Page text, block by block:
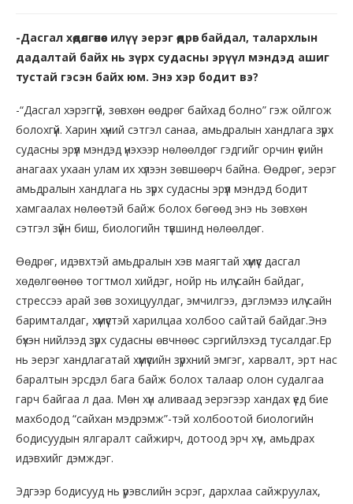
-Дасгал хөдөлгөөнөөс илүү эерэг өөдрөг байдал, талархлын
дадалтай байх нь зүрх судасны эрүүл мэндэд ашиг
тустай гэсэн байх юм. Энэ хэр бодит вэ?
-“Дасгал хэрэггүй, зөвхөн өөдрөг байхад болно” гэж ойлгож
болохгүй. Харин хүний сэтгэл санаа, амьдралын хандлага зүрх
судасны эрүүл мэндэд үнэхээр нөлөөлдөг гэдгийг орчин үеийн
анагаах ухаан улам их хүлээн зөвшөөрч байна. Өөдрөг, эерэг
амьдралын хандлага нь зүрх судасны эрүүл мэндэд бодит
хамгаалах нөлөөтэй байж болох бөгөөд энэ нь зөвхөн
сэтгэл зүйн биш, биологийн түвшинд нөлөөлдөг.
Өөдрөг, идэвхтэй амьдралын хэв маягтай хүмүүс дасгал
хөдөлгөөнөө тогтмол хийдэг, нойр нь илүү сайн байдаг,
стрессээ арай зөв зохицуулдаг, эмчилгээ, дэглэмээ илүү сайн
баримталдаг, хүмүүстэй харилцаа холбоо сайтай байдаг.Энэ
бүхэн нийлээд зүрх судасны өвчнөөс сэргийлэхэд тусалдаг.Ер
нь эерэг хандлагатай хүмүүсийн зүрхний эмгэг, харвалт, эрт нас
баралтын эрсдэл бага байж болох талаар олон судалгаа
гарч байгаа л даа. Мөн хүн аливаад эерэгээр хандах үед бие
махбодод “сайхан мэдрэмж”-тэй холбоотой биологийн
бодисуудын ялгаралт сайжирч, дотоод эрч хүч, амьдрах
идэвхийг дэмждэг.
Эдгээр бодисууд нь үрэвслийн эсрэг, дархлаа сайжруулах,